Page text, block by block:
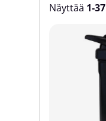
Näyttää 1-37